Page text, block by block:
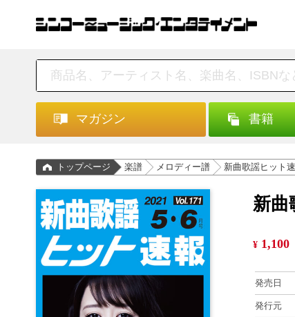
マガジン 書籍
トップページ 楽譜 メロディー譜 新曲歌謡ヒット
新曲
¥ 1,100
発売日
発行元